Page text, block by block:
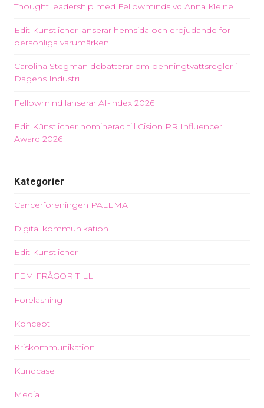
Thought leadership med Fellowminds vd Anna Kleine
Edit Künstlicher lanserar hemsida och erbjudande för
personliga varumärken
Carolina Stegman debatterar om penningtvättsregler i
Dagens Industri
Fellowmind lanserar AI-index 2026
Edit Künstlicher nominerad till Cision PR Influencer
Award 2026
Kategorier
Cancerföreningen PALEMA
Digital kommunikation
Edit Künstlicher
FEM FRÅGOR TILL
Föreläsning
Koncept
Kriskommunikation
Kundcase
Media